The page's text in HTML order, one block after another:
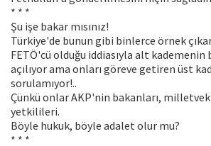
* * *
Şu işe bakar mısınız!
Türkiye'de bunun gibi binlerce örnek
FETÖ'cü olduğu iddiasıyla alt kademenin
açılıyor ama onları göreve getiren üst
sorulamıyor!..
Çünkü onlar AKP'nin bakanları,
yetkilileri.
Böyle hukuk, böyle adalet olur mu?
* * *